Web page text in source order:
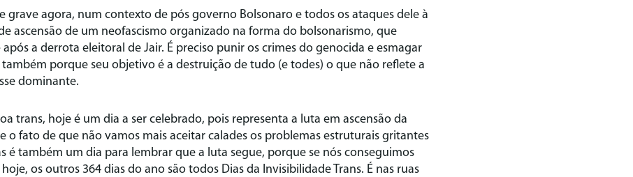
grave agora, num contexto de pós governo Bolsonaro e todos os ataques dele à
ascensão de um neofascismo organizado na forma do bolsonarismo, que
a derrota eleitoral de Jair. É preciso punir os crimes do genocida e esmagar
também porque seu objetivo é a destruição de tudo (e todes) o que não reflete a
dominante.
trans, hoje é um dia a ser celebrado, pois representa a luta em ascensão da
o fato de que não vamos mais aceitar calades os problemas estruturais gritantes
é também um dia para lembrar que a luta segue, porque se nós conseguimos
os outros 364 dias do ano são todos Dias da Invisibilidade Trans. É nas ruas